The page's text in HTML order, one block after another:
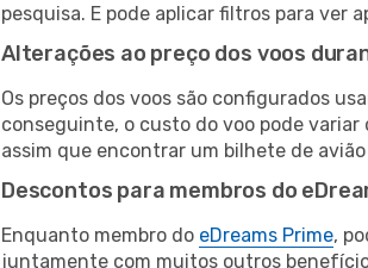
pesquisa. E pode aplicar filtros para ver
Alterações ao preço dos voos
Os preços dos voos são configurados
conseguinte, o custo do voo pode variar
assim que encontrar um bilhete de
Descontos para membros do
Enquanto membro do eDreams Prime,
juntamente com muitos outros